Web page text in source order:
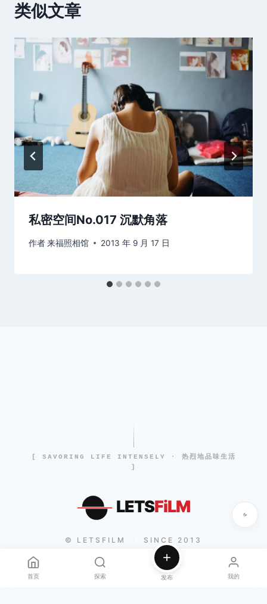
类似文章
私密空间No.017 沉默角落
作者来福照相馆 2013 年 9 月 17 日
[ SAVORING LIFE INTENSELY · 热烈地品味生活
]
LETSFiLM
© LETSFILM SINCE 2013
首页 探索 发布 我的